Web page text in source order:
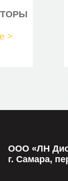
>
ООО «ЛН
г. Самара,